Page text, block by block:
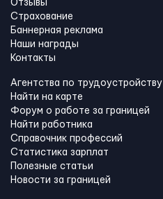
Отзывы
Страхование
Баннерная реклама
Наши награды
Контакты
Агентства по трудоустройству
Найти на карте
Форум о работе за границей
Найти работника
Справочник профессий
Статистика зарплат
Полезные статьи
Новости за границей